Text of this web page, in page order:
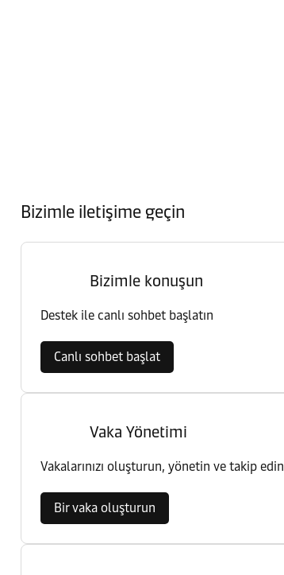
Bizimle iletişime geçin
Bizimle konuşun
Destek ile canlı sohbet başlatın
Canlı sohbet başlat
Vaka Yönetimi
Vakalarınızı oluşturun, yönetin ve takip edin
Bir vaka oluşturun